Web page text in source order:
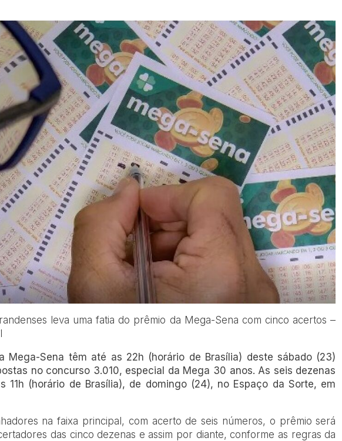
leva uma fatia do prêmio da Mega-Sena com cinco acertos –
Mega-Sena têm até as 22h (horário de Brasília) deste sábado (23)
no concurso 3.010, especial da Mega 30 anos. As seis dezenas
11h (horário de Brasília), de domingo (24), no Espaço da Sorte, em
na faixa principal, com acerto de seis números, o prêmio será
das cinco dezenas e assim por diante, conforme as regras da